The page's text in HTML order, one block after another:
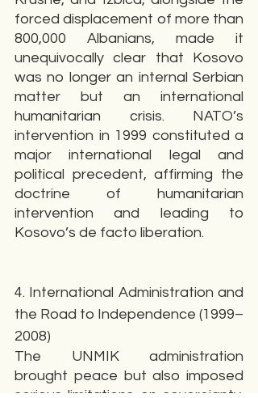
forced displacement of more than
800,000 Albanians, made it
unequivocally clear that Kosovo
was no longer an internal Serbian
matter but an international
humanitarian crisis. NATO’s
intervention in 1999 constituted a
major international legal and
political precedent, affirming the
doctrine of humanitarian
intervention and leading to
Kosovo’s de facto liberation.
4. International Administration and
the Road to Independence (1999–
2008)
The UNMIK administration
brought peace but also imposed